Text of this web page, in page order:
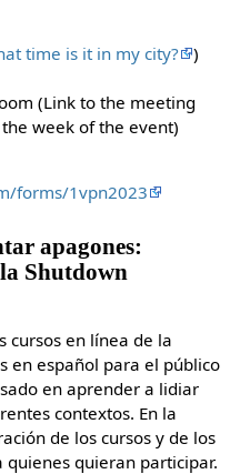
time is it in my city?
)
(Link to the meeting
week of the event)
forms/1vpn2023
apagones:
Shutdown
cursos en línea de la
en español para el público
en aprender a lidiar
contextos. En la
de los cursos y de los
quieran participar.